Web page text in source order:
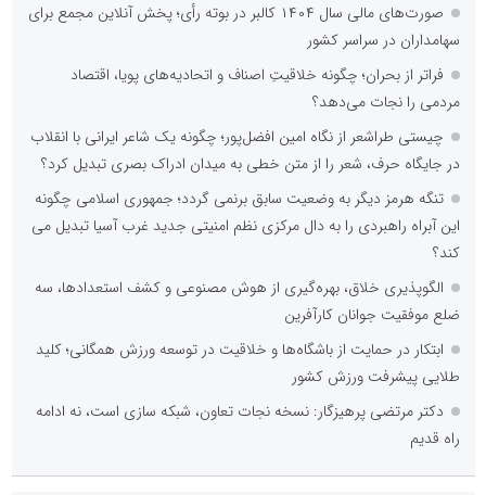
صورت‌های مالی سال ۱۴۰۴ کالبر در بوته رأی؛ پخش آنلاین مجمع برای
سهامداران در سراسر کشور
فراتر از بحران؛ چگونه خلاقیتِ اصناف و اتحادیه‌های پویا، اقتصاد
مردمی را نجات می‌دهد؟
چیستی طراشعر از نگاه امین افضل‌پور؛ چگونه یک شاعر ایرانی با انقلاب
در جایگاه حرف، شعر را از متن خطی به میدان ادراک بصری تبدیل کرد؟
تنگه هرمز دیگر به وضعیت سابق برنمی گردد؛ جمهوری اسلامی چگونه
این آبراه راهبردی را به دال مرکزی نظم امنیتی جدید غرب آسیا تبدیل می
کند؟
الگوپذیری خلاق، بهره‌گیری از هوش مصنوعی و کشف استعدادها، سه
ضلع موفقیت جوانان کارآفرین
ابتکار در حمایت از باشگاه‌ها و خلاقیت در توسعه ورزش همگانی؛ کلید
طلایی پیشرفت ورزش کشور
دکتر مرتضی پرهیزگار: نسخه نجات تعاون، شبکه سازی است، نه ادامه
راه قدیم